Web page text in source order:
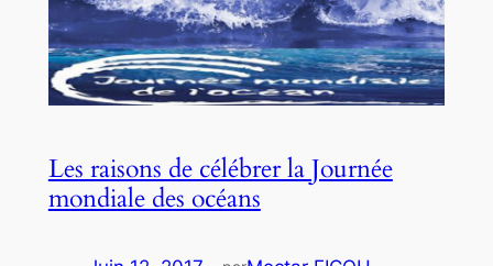
Les raisons de célébrer la Journée
mondiale des océans